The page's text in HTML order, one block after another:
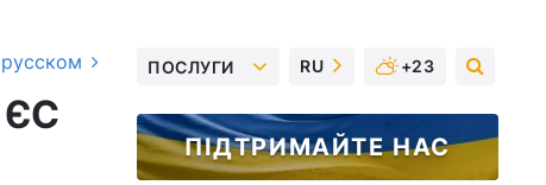
ЄС
ПОСЛУГИ RU +23
ПІДТРИМАЙТЕ НАС